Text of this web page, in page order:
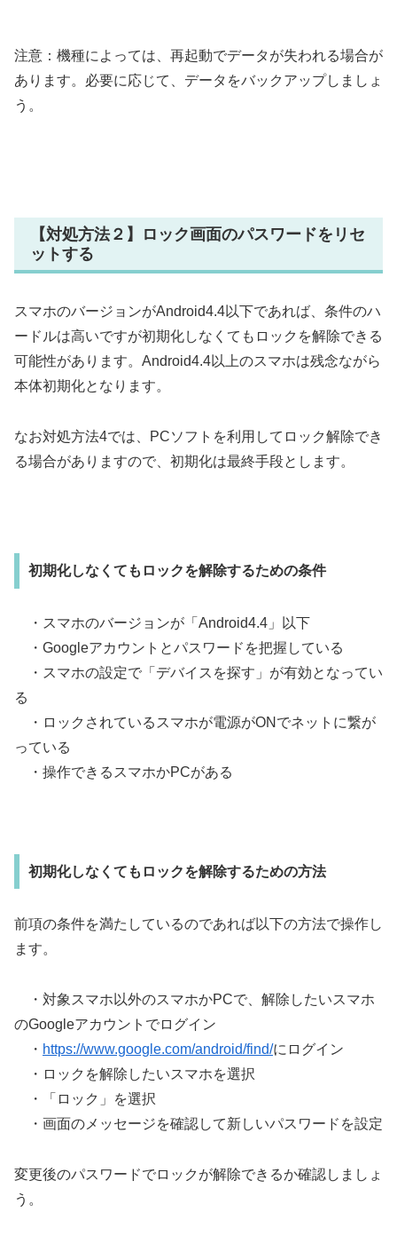
注意：機種によっては、再起動でデータが失われる場合が
あります。必要に応じて、データをバックアップしましょ
う。
【対処方法２】ロック画面のパスワードをリセ
ットする
スマホのバージョンがAndroid4.4以下であれば、条件のハ
ードルは高いですが初期化しなくてもロックを解除できる
可能性があります。Android4.4以上のスマホは残念ながら
本体初期化となります。
なお対処方法4では、PCソフトを利用してロック解除でき
る場合がありますので、初期化は最終手段とします。
初期化しなくてもロックを解除するための条件
・スマホのバージョンが「Android4.4」以下
・Googleアカウントとパスワードを把握している
・スマホの設定で「デバイスを探す」が有効となってい
る
・ロックされているスマホが電源がONでネットに繋が
っている
・操作できるスマホかPCがある
初期化しなくてもロックを解除するための方法
前項の条件を満たしているのであれば以下の方法で操作し
ます。
・対象スマホ以外のスマホかPCで、解除したいスマホ
のGoogleアカウントでログイン
・ https://www.google.com/android/find/にログイン
・ロックを解除したいスマホを選択
・「ロック」を選択
・画面のメッセージを確認して新しいパスワードを設定
変更後のパスワードでロックが解除できるか確認しましょ
う。